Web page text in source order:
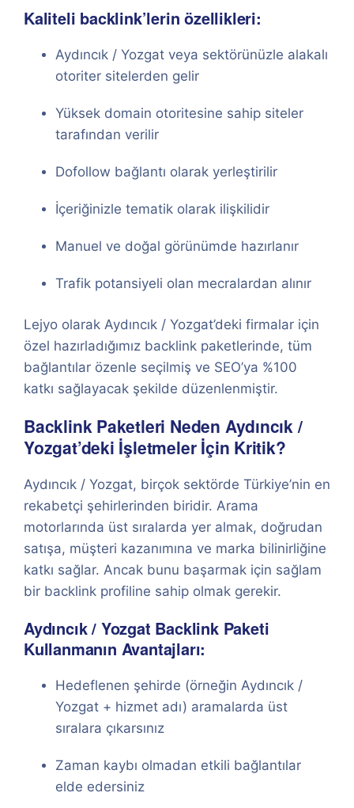
Kaliteli backlink’lerin özellikleri:
Aydıncık / Yozgat veya sektörünüzle alakalı
otoriter sitelerden gelir
Yüksek domain otoritesine sahip siteler
tarafından verilir
Dofollow bağlantı olarak yerleştirilir
İçeriğinizle tematik olarak ilişkilidir
Manuel ve doğal görünümde hazırlanır
Trafik potansiyeli olan mecralardan alınır
Lejyo olarak Aydıncık / Yozgat’deki firmalar için
özel hazırladığımız backlink paketlerinde, tüm
bağlantılar özenle seçilmiş ve SEO’ya %100
katkı sağlayacak şekilde düzenlenmiştir.
Backlink Paketleri Neden Aydıncık /
Yozgat’deki İşletmeler İçin Kritik?
Aydıncık / Yozgat, birçok sektörde Türkiye’nin en
rekabetçi şehirlerinden biridir. Arama
motorlarında üst sıralarda yer almak, doğrudan
satışa, müşteri kazanımına ve marka bilinirliğine
katkı sağlar. Ancak bunu başarmak için sağlam
bir backlink profiline sahip olmak gerekir.
Aydıncık / Yozgat Backlink Paketi
Kullanmanın Avantajları:
Hedeflenen şehirde (örneğin Aydıncık /
Yozgat + hizmet adı) aramalarda üst
sıralara çıkarsınız
Zaman kaybı olmadan etkili bağlantılar
elde edersiniz